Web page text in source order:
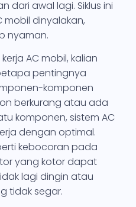
dari awal lagi. Siklus ini
mobil dinyalakan,
nyaman.
AC mobil, kalian
pentingnya
komponen
berkurang atau ada
komponen, sistem AC
dengan optimal.
kebocoran pada
yang kotor dapat
lagi dingin atau
tidak segar.